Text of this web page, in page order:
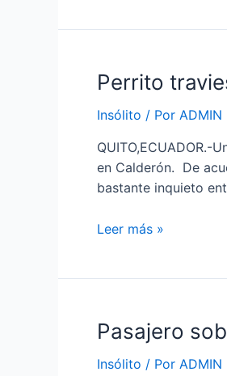
hace
millones
de
años
Perrito
Insólito / Por ADMIN
en Calderón. De
bastante inquieto
Perrito
quedó
atrapado
fue
los
en
Leer más »
Pasajero
Insólito / Por ADMIN
Pasajero
sobrevive
al